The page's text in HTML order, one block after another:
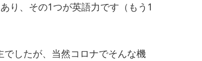
り、その1つが英語力です（もう1
したが、当然コロナでそんな機